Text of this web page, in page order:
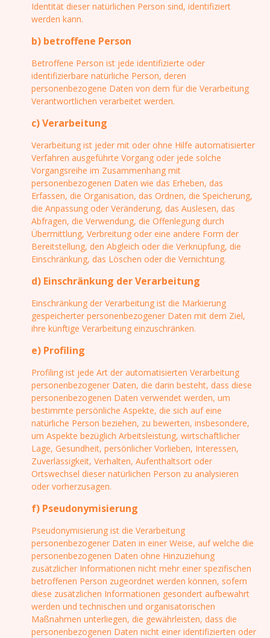
Identität dieser natürlichen Person sind, identifiziert
werden kann.
b) betroffene Person
Betroffene Person ist jede identifizierte oder
identifizierbare natürliche Person, deren
personenbezogene Daten von dem für die Verarbeitung
Verantwortlichen verarbeitet werden.
c) Verarbeitung
Verarbeitung ist jeder mit oder ohne Hilfe automatisierter
Verfahren ausgeführte Vorgang oder jede solche
Vorgangsreihe im Zusammenhang mit
personenbezogenen Daten wie das Erheben, das
Erfassen, die Organisation, das Ordnen, die Speicherung,
die Anpassung oder Veränderung, das Auslesen, das
Abfragen, die Verwendung, die Offenlegung durch
Übermittlung, Verbreitung oder eine andere Form der
Bereitstellung, den Abgleich oder die Verknüpfung, die
Einschränkung, das Löschen oder die Vernichtung.
d) Einschränkung der Verarbeitung
Einschränkung der Verarbeitung ist die Markierung
gespeicherter personenbezogener Daten mit dem Ziel,
ihre künftige Verarbeitung einzuschränken.
e) Profiling
Profiling ist jede Art der automatisierten Verarbeitung
personenbezogener Daten, die darin besteht, dass diese
personenbezogenen Daten verwendet werden, um
bestimmte persönliche Aspekte, die sich auf eine
natürliche Person beziehen, zu bewerten, insbesondere,
um Aspekte bezüglich Arbeitsleistung, wirtschaftlicher
Lage, Gesundheit, persönlicher Vorlieben, Interessen,
Zuverlässigkeit, Verhalten, Aufenthaltsort oder
Ortswechsel dieser natürlichen Person zu analysieren
oder vorherzusagen.
f) Pseudonymisierung
Pseudonymisierung ist die Verarbeitung
personenbezogener Daten in einer Weise, auf welche die
personenbezogenen Daten ohne Hinzuziehung
zusätzlicher Informationen nicht mehr einer spezifischen
betroffenen Person zugeordnet werden können, sofern
diese zusätzlichen Informationen gesondert aufbewahrt
werden und technischen und organisatorischen
Maßnahmen unterliegen, die gewährleisten, dass die
personenbezogenen Daten nicht einer identifizierten oder